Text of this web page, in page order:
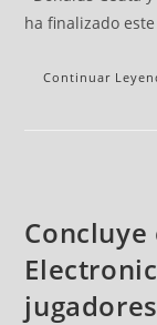
ha finalizado
Continuar
Concluye